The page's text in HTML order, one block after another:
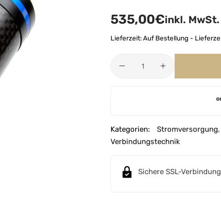
535,00€inkl. MwSt.
Lieferzeit:Auf Bestellung -
e
r
Kategorien: Stromversorgung
Verbindungstechnik
Sichere SSL-Verbindung